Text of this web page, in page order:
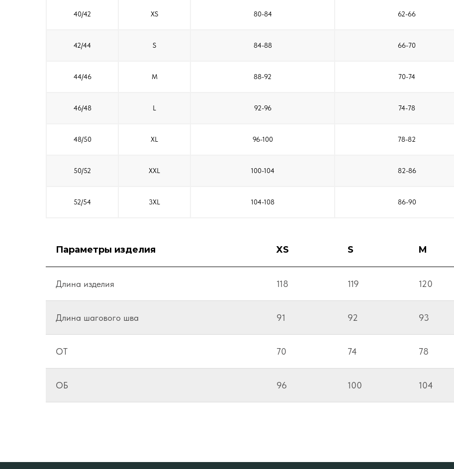
40/42 XS 80-84 62-66
42/44 S 84-88 66-70
44/46 M 88-92 70-74
46/48 L 92-96 74-78
48/50 XL 96-100 78-82
50/52 XXL 100-104 82-86
52/54 3XL 104-108 86-90
Параметры изделия XS S M
Длина изделия 118 119 120
Длина шагового шва 91 92 93
ОТ 70 74 78
ОБ 96 100 104